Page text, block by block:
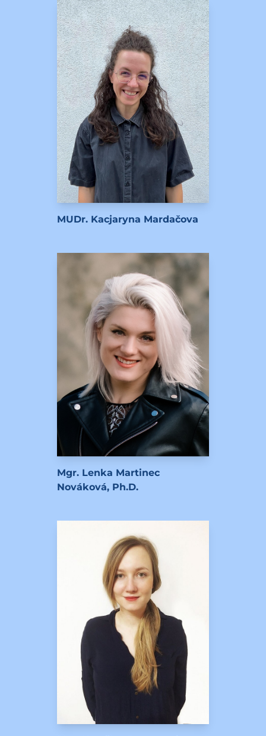
MUDr. Kacjaryna Mardačova
Mgr. Lenka Martinec
Nováková, Ph.D.